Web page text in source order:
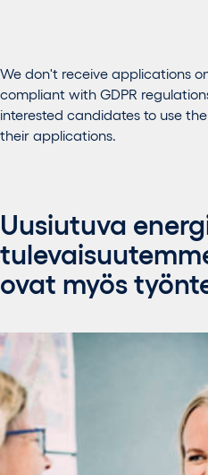
We don't receive applications
compliant with GDPR
interested candidates to use
their applications.
Uusiutuva
ovat myös